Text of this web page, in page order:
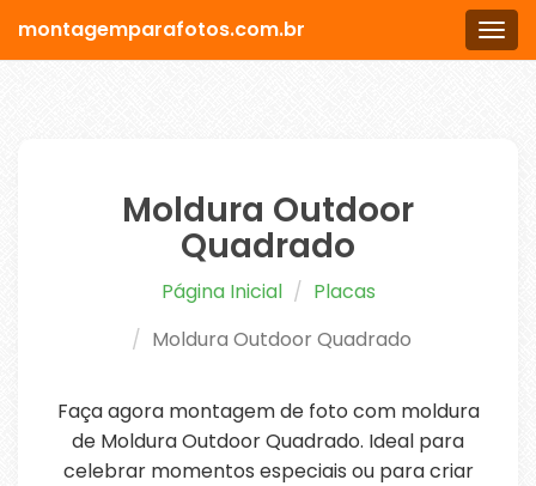
Menu
montagemparafotos.com.br
Moldura Outdoor
Quadrado
Página Inicial
Placas
Moldura Outdoor Quadrado
Faça agora montagem de foto com moldura
de Moldura Outdoor Quadrado. Ideal para
celebrar momentos especiais ou para criar